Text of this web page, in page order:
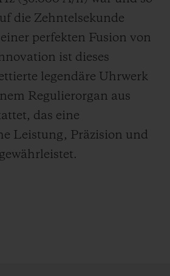
die Zehntelsekunde
perfekten Fusion von
ist dieses
legendäre Uhrwerk
Regulierorgan aus
das eine
Leistung, Präzision und